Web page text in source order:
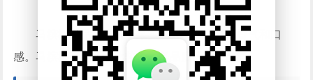
马槟榔的品质取决于果实的大小、口感、香气和口
感。马槟榔高品质的比较贵，低品质的比较便宜